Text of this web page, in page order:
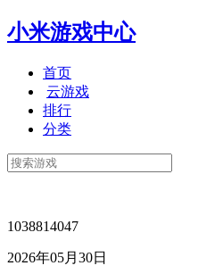
小米游戏中心
首页
云游戏
排行
分类
1038814047
2026年05月30日